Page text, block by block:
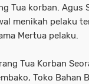
Tua korban. Agus
menikah pelaku
Mertua pelaku.
Tua Korban
Toko Bahan